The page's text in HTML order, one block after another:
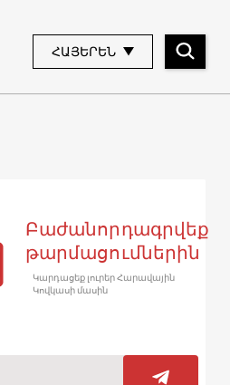
ՀԱՅԵՐԵՆ
Բաժանորդագրվեք
թարմացումներին
Կարդացեք լուրեր Հարավային
Կովկասի մասին